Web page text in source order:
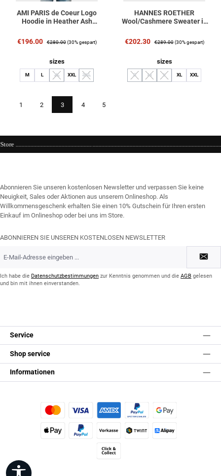
AMI PARIS de Coeur Logo
Hoodie in Heather Ash
Verkaufspreis:
€196.00 Regulärer Preis:
€280.00 (30% gespart)
sizesauswählen
M L XL
(Diese Option ist zurzeit nicht verfügbar.)
XXL 3XL
(Diese Option ist zurzeit nicht verfügbar.)
HANNES ROETHER
Wool/Cashmere Sweater in
Verkaufspreis:
€202.30 Regulärer Preis:
€289.00 (30% gespart)
sizesauswählen
S
(Diese Option ist zurzeit nicht verfügbar.)
M
(Diese Option ist zurzeit nicht
L
(Diese Option ist zurzeit
XL XXL
Seite
1 Seite
2 Seite
3 Seite
4 Seite
5
bei kühlen 21
Abonnieren Sie unseren kostenlosen Newsletter und verpassen Sie keine
Neuigkeit, Sales oder Aktionen aus unserem Onlineshop. Als
Willkommensgeschenk erhalten Sie einen 10% Gutschein für Ihren ersten
Einkauf im Onlineshop oder bei uns im Store.
ABONNIEREN SIE UNSEREN KOSTENLOSEN NEWSLETTER
Mail-
*Ich habe die Datenschutzbestimmungen zur Kenntnis genommen und die AGB gelesen
und bin mit ihnen einverstanden.
Service
Shop service
Informationen
Kredit- oder Debitkarte Später BezahlenGoogle Pay
Vorkasse
Werkzeugleiste anzeigen